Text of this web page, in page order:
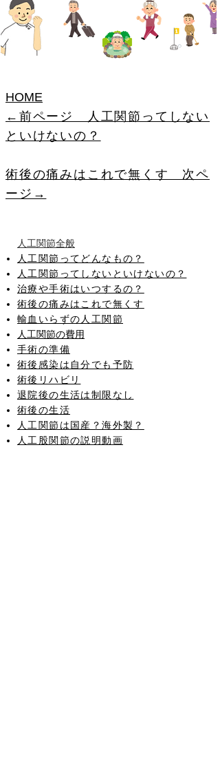
HOME
←前ページ 人工関節ってしない
といけないの？
術後の痛みはこれで無くす 次ペ
ージ→
​人工関節全般
人工関節ってどんなもの？
人工関節ってしないといけないの？
治療や手術はいつするの？
術後の痛みはこれで無くす
輸血いらずの人工関節
人工関節の費用
手術の準備
​術後感染は自分でも予防
術後リハビリ
退院後の生活は制限なし
術後の生活
​人工関節は国産？海外製？
人工股関節の説明動画